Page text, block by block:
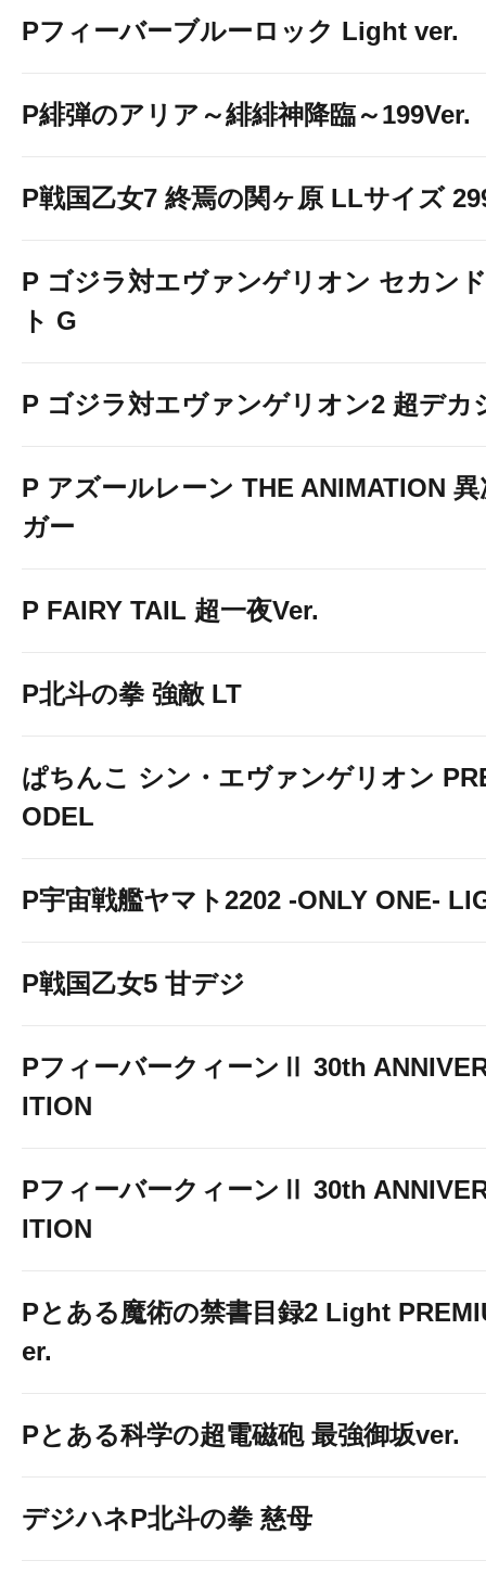
Pフィーバーブルーロック Light ver.
P緋弾のアリア～緋緋神降臨～199Ver.
P戦国乙女7 終焉の関ヶ原 LLサイズ
P ゴジラ対エヴァンゲリオン セカン
ト G
P ゴジラ対エヴァンゲリオン2 超デカ
P アズールレーン THE ANIMATION
ガー
P FAIRY TAIL 超一夜Ver.
P北斗の拳 強敵 LT
ぱちんこ シン・エヴァンゲリオン
ODEL
P宇宙戦艦ヤマト2202 -ONLY ONE-
P戦国乙女5 甘デジ
PフィーバークィーンⅡ 30th
ITION
PフィーバークィーンⅡ 30th
ITION
Pとある魔術の禁書目録2 Light
er.
Pとある科学の超電磁砲 最強御坂ver.
デジハネP北斗の拳 慈母